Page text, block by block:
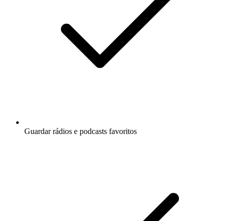
Guardar rádios e podcasts favoritos